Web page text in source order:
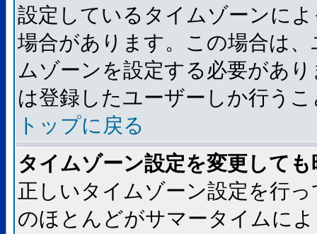
設定しているタイムゾーンに
場合があります。この場合は
ムゾーンを設定する必要があ
は登録したユーザーしか行う
トップに戻る
タイムゾーン設定を変更して
正しいタイムゾーン設定を行
のほとんどがサマータイムに